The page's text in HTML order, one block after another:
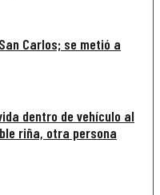
Carlos; se metió a
dentro de vehículo al
riña, otra persona